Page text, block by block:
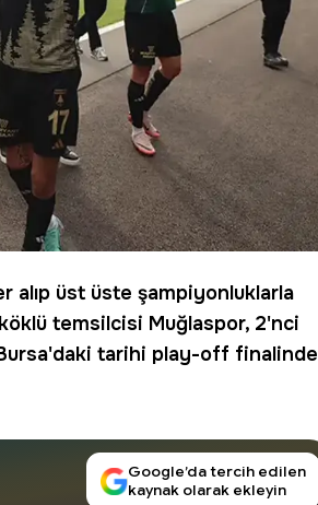
alıp üst üste şampiyonluklarla
temsilcisi Muğlaspor, 2'nci
tarihi play-off finalinde
Google’da tercih edilen
kaynak olarak ekleyin